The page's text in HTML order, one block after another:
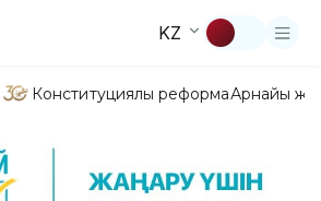
KZ
Конституциялық реформаАрнайы